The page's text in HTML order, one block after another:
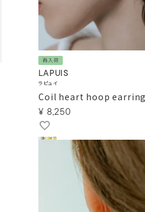
再入荷
LAPUIS
ラピュイ
Coil heart hoop
¥ 8,250